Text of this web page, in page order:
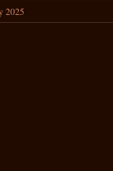
2025